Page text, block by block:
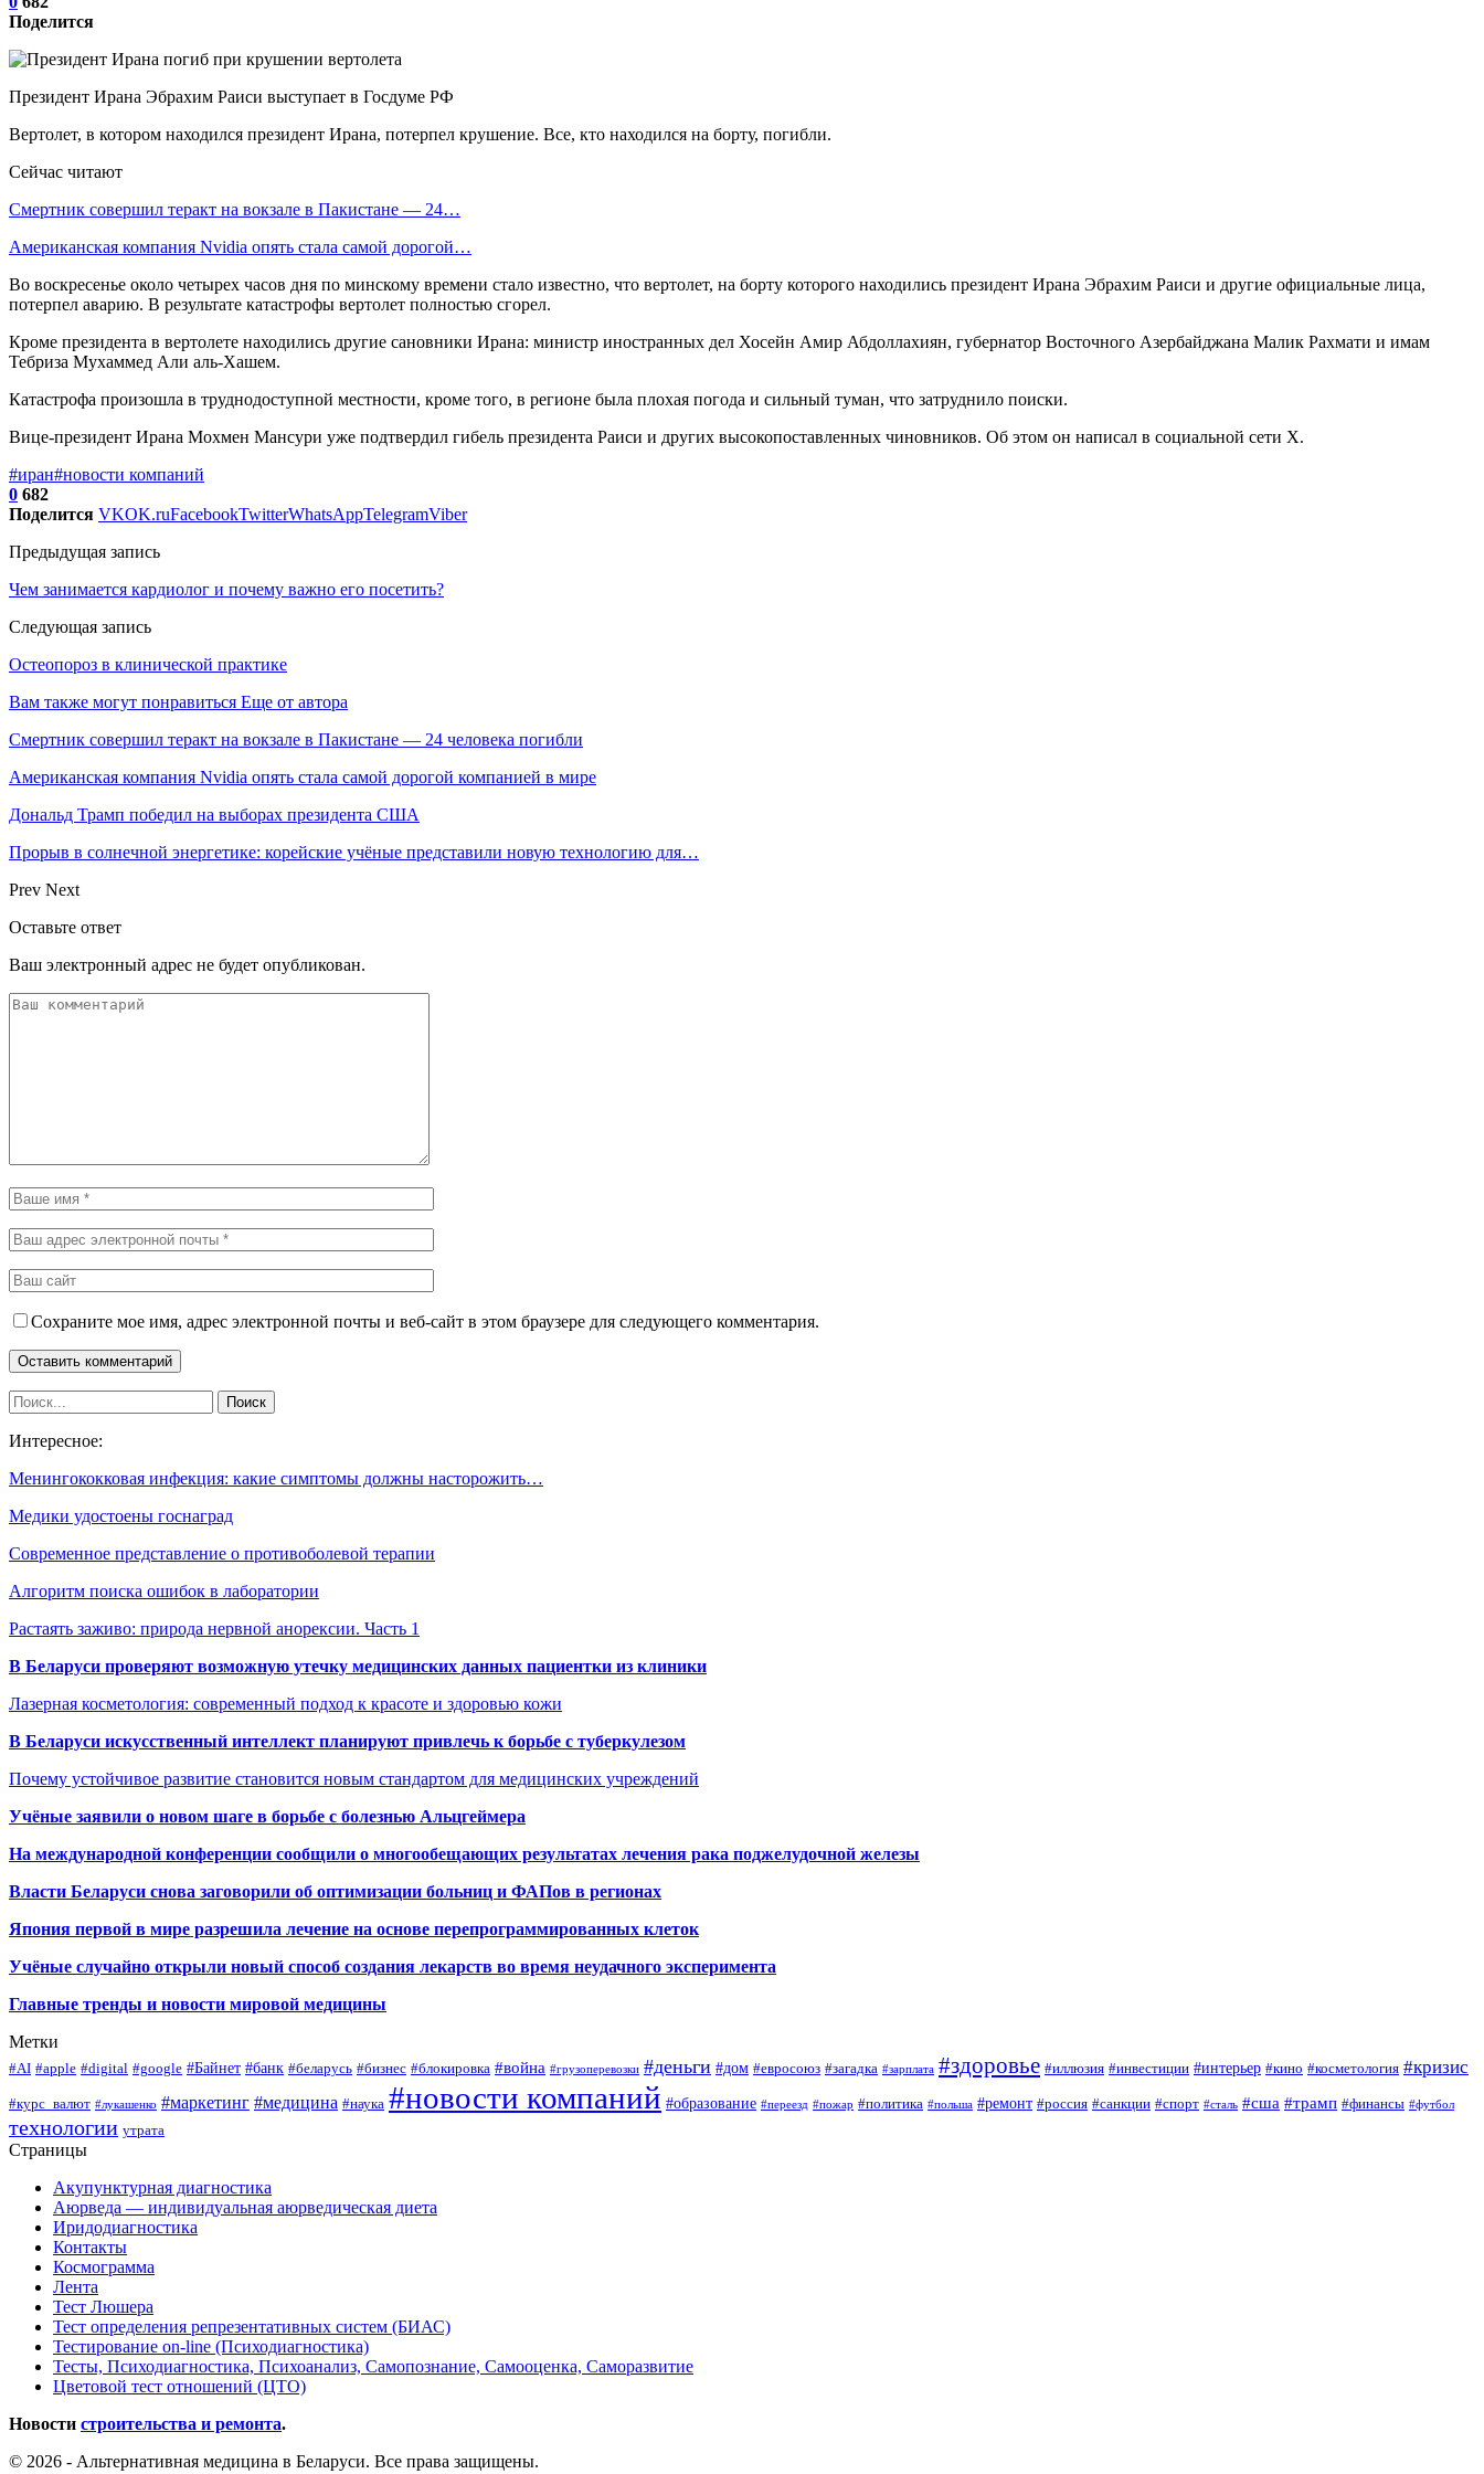
Поделится
Президент Ирана Эбрахим Раиси выступает в Госдуме РФ
Вертолет, в котором находился президент Ирана, потерпел крушение. Все, кто находился на борту, погибли.
Сейчас читают
Смертник совершил теракт на вокзале в Пакистане — 24…
Американская компания Nvidia опять стала самой дорогой…
Во воскресенье около четырех часов дня по минскому времени стало известно, что вертолет, на борту которого находились президент Ирана Эбрахим Раиси и другие официальные лица,
потерпел аварию. В результате катастрофы вертолет полностью сгорел.
Кроме президента в вертолете находились другие сановники Ирана: министр иностранных дел Хосейн Амир Абдоллахиян, губернатор Восточного Азербайджана Малик Рахмати и имам
Тебриза Мухаммед Али аль-Хашем.
Катастрофа произошла в труднодоступной местности, кроме того, в регионе была плохая погода и сильный туман, что затруднило поиски.
Вице-президент Ирана Мохмен Мансури уже подтвердил гибель президента Раиси и других высокопоставленных чиновников. Об этом он написал в социальной сети X.
#иран#новости компаний
0 682
Поделится VKOK.ruFacebookTwitterWhatsAppTelegramViber
Предыдущая запись
Чем занимается кардиолог и почему важно его посетить?
Следующая запись
Остеопороз в клинической практике
Вам также могут понравиться Еще от автора
Смертник совершил теракт на вокзале в Пакистане — 24 человека погибли
Американская компания Nvidia опять стала самой дорогой компанией в мире
Дональд Трамп победил на выборах президента США
Прорыв в солнечной энергетике: корейские учёные представили новую технологию для…
Prev Next
Оставьте ответ
Ваш электронный адрес не будет опубликован.
Сохраните мое имя, адрес электронной почты и веб-сайт в этом браузере для следующего комментария.
Интересное:
Менингококковая инфекция: какие симптомы должны насторожить…
Медики удостоены госнаград
Современное представление о противоболевой терапии
Алгоритм поиска ошибок в лаборатории
Растаять заживо: природа нервной анорексии. Часть 1
В Беларуси проверяют возможную утечку медицинских данных пациентки из клиники
Лазерная косметология: современный подход к красоте и здоровью кожи
В Беларуси искусственный интеллект планируют привлечь к борьбе с туберкулезом
Почему устойчивое развитие становится новым стандартом для медицинских учреждений
Учёные заявили о новом шаге в борьбе с болезнью Альцгеймера
На международной конференции сообщили о многообещающих результатах лечения рака поджелудочной железы
Власти Беларуси снова заговорили об оптимизации больниц и ФАПов в регионах
Япония первой в мире разрешила лечение на основе перепрограммированных клеток
Учёные случайно открыли новый способ создания лекарств во время неудачного эксперимента
Главные тренды и новости мировой медицины
Метки
#AI #apple #digital #google #Байнет #банк #беларусь #бизнес #блокировка #война #грузоперевозки #деньги #дом #евросоюз #загадка #зарплата #здоровье #иллюзия #инвестиции #интерьер #кино #косметология #кризис
#курс_валют #лукашенко #маркетинг #медицина #наука #новости компаний #образование #переезд #пожар #политика #польша #ремонт #россия #санкции #спорт #сталь #сша #трамп #финансы #футбол
технологии утрата
Страницы
Акупунктурная диагностика
Аюрведа — индивидуальная аюрведическая диета
Иридодиагностика
Контакты
Космограмма
Лента
Тест Люшера
Тест определения репрезентативных систем (БИАС)
Тестирование on-line (Психодиагностика)
Тесты, Психодиагностика, Психоанализ, Самопознание, Самооценка, Саморазвитие
Цветовой тест отношений (ЦТО)
Новости строительства и ремонта.
© 2026 - Альтернативная медицина в Беларуси. Все права защищены.